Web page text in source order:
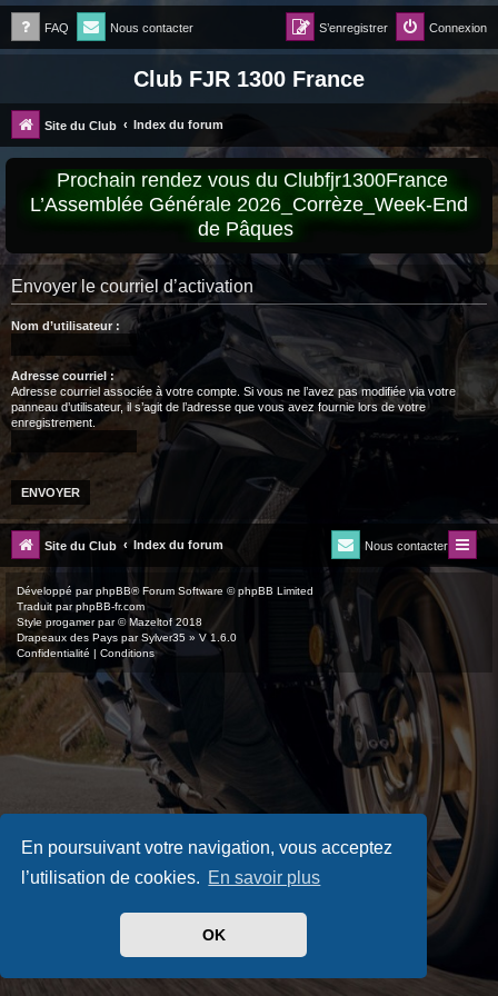
En poursuivant votre navigation, vous acceptez
l’utilisation de cookies. En savoir plus
OK
FAQ Nous contacter Connexion
S’enregistrer
Club FJR 1300 France
Site du Club Index du forum
Prochain rendez vous du Clubfjr1300France
L’Assemblée Générale 2026_Corrèze_Week-End
de Pâques
Envoyer le courriel d’activation
Nom d’utilisateur :
Adresse courriel :
Adresse courriel associée à votre compte. Si vous ne l’avez pas modifiée via votre
panneau d’utilisateur, il s’agit de l’adresse que vous avez fournie lors de votre
enregistrement.
Site du Club Index du forum Nous contacter
Développé parphpBB® Forum Software © phpBB Limited
Traduit parphpBB-fr.com
Style progamerpar ©Mazeltof 2018
Drapeaux des Pays par Sylver35 » V 1.6.0
Confidentialité | Conditions